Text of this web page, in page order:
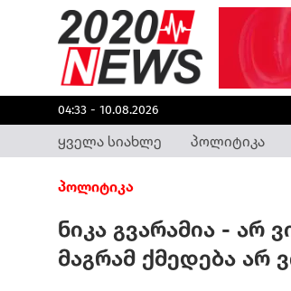
04:33 - 10.08.2026
ყველა სიახლე პოლიტიკა
პოლიტიკა
ნიკა გვარამია - არ
მაგრამ ქმედება არ